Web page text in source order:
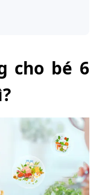
cho bé 6